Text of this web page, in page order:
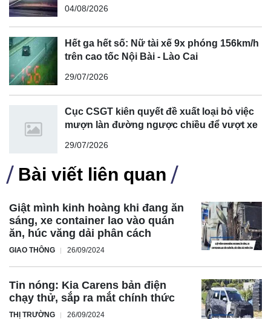
04/08/2026
Hết ga hết số: Nữ tài xế 9x phóng 156km/h
trên cao tốc Nội Bài - Lào Cai
29/07/2026
Cục CSGT kiên quyết đề xuất loại bỏ việc
mượn làn đường ngược chiều để vượt xe
29/07/2026
Bài viết liên quan
Giật mình kinh hoàng khi đang ăn
sáng, xe container lao vào quán
ăn, húc văng dải phân cách
GIAO THÔNG 26/09/2024
Tin nóng: Kia Carens bản điện
chạy thử, sắp ra mắt chính thức
THỊ TRƯỜNG 26/09/2024